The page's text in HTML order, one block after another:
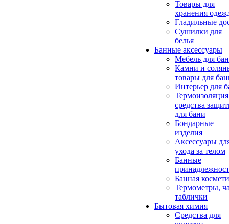
Товары для
хранения
Гладильные
Сушилки для
белья
Банные аксессуары
Мебель для
Камни и
товары для
Интерьер для
средства
для бани
Бондарные
изделия
Аксеcсуары
ухода за телом
Банные
Банная
Термометры,
таблички
Бытовая химия
Средства для